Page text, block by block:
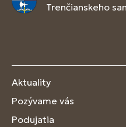
Trenčianskeho
Aktuality
Pozývame vás
Podujatia